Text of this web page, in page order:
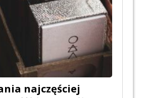
najczęściej